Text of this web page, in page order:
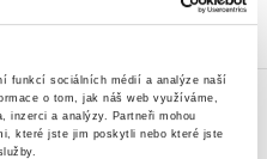
funkcí sociálních médií a analýze naší
o tom, jak náš web využíváme,
inzerci a analýzy.
Partneři mohou
které jste jim poskytli nebo které jste
3178 kolečka,
416 ks, oranž. neon